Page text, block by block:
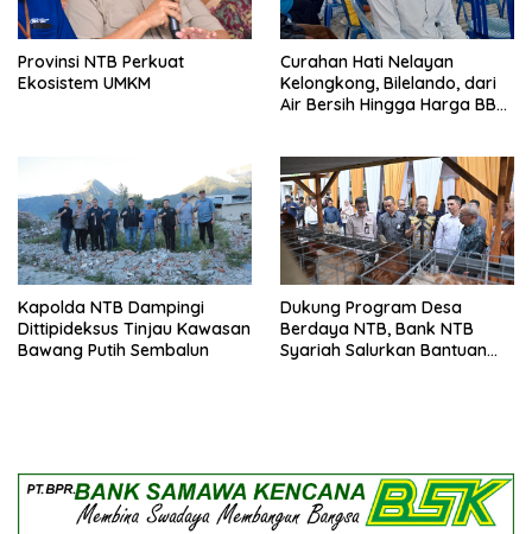
Provinsi NTB Perkuat
Ekosistem UMKM
Curahan Hati Nelayan
Kelongkong, Bilelando, dari
Air Bersih Hingga Harga BBM
Kapolda NTB Dampingi
Dittipideksus Tinjau Kawasan
Bawang Putih Sembalun
Dukung Program Desa
Berdaya NTB, Bank NTB
Syariah Salurkan Bantuan